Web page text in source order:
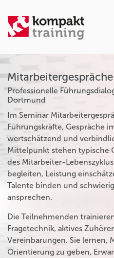
Professionelle
Dortmund
Im Seminar
Führungskräfte, Gespräche
wertschätzend und
Mittelpunkt stehen typische
des Mitarbeiter-
begleiten, Leistung
Talente binden und
ansprechen.
Die Teilnehmenden
Fragetechnik, aktives
Vereinbarungen. Sie lernen,
Orientierung zu geben,